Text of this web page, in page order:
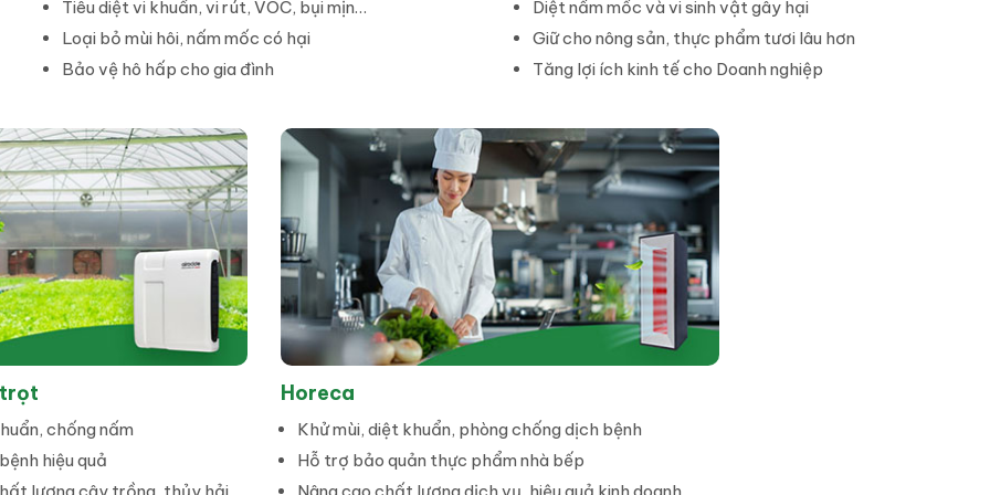
Tiêu diệt vi khuẩn, vi rút, VÓC, bụi mịn…
Loại bỏ mùi hôi, nấm mốc có hại
Bảo vệ hô hấp cho gia đình
Diệt nấm mốc và vi sinh vật gây hại
Giữ cho nông sản, thực phẩm tươi lâu hơn
Tăng lợi ích kinh tế cho Doanh nghiệp
trọt
chống nấm
hiệu quả
Horeca
Khử mùi, diệt khuẩn, phòng chống dịch bệnh
Hỗ trợ bảo quản thực phẩm nhà bếp